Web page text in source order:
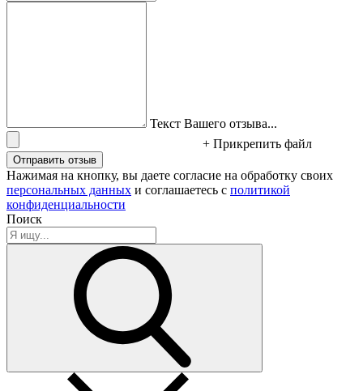
Текст Вашего отзыва...
+ Прикрепить файл
Отправить отзыв
Нажимая на кнопку, вы даете согласие на обработку своих
персональных данных и соглашаетесь с политикой
конфиденциальности
Поиск